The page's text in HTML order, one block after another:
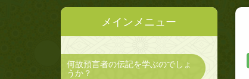
メインメニュー
何故預言者の伝記を学ぶのでしょ
うか？